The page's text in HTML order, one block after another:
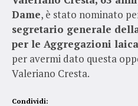
Dame, è stato nominato
segretario generale
per le Aggregazioni
per avermi dato questa
Valeriano Cresta.
Condividi: